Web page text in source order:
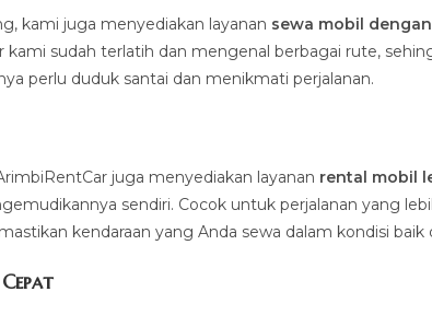
kami juga menyediakan layanan sewa mobil
kami sudah terlatih dan mengenal berbagai rute,
perlu duduk santai dan menikmati perjalanan.
juga menyediakan layanan rental mobil
sendiri. Cocok untuk perjalanan yang
kendaraan yang Anda sewa dalam kondisi baik